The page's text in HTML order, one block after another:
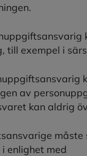
till exempel i
av
kan aldrig
enlighet med